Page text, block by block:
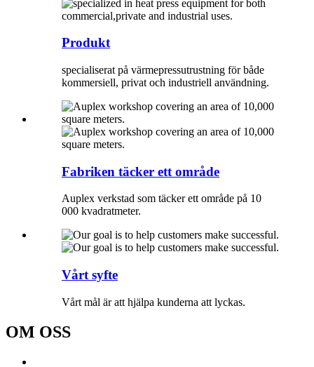
Produkt
specialiserat på värmepressutrustning för både
kommersiell, privat och industriell användning.
Fabriken täcker ett område
Auplex verkstad som täcker ett område på 10
000 kvadratmeter.
Vårt syfte
Vårt mål är att hjälpa kunderna att lyckas.
OM OSS